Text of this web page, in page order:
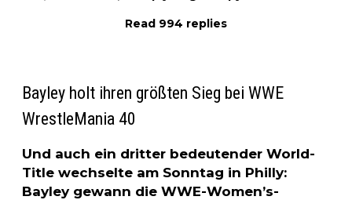
Read 994 replies
Bayley holt ihren größten Sieg bei WWE
WrestleMania 40
Und auch ein dritter bedeutender World-
Title wechselte am Sonntag in Philly:
Bayley gewann die WWE-Women’s-